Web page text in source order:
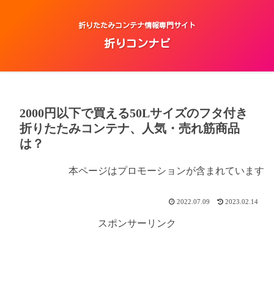
折りたたみコンテナ情報専門サイト
折りコンナビ
2000円以下で買える50Lサイズのフタ付き
折りたたみコンテナ、人気・売れ筋商品
は？
本ページはプロモーションが含まれています
2022.07.09 2023.02.14
スポンサーリンク